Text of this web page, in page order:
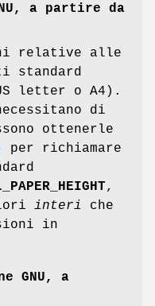
a partire da
relative alle
standard
letter o A4).
di
ottenerle
per richiamare
,
interi
che
in
GNU, a